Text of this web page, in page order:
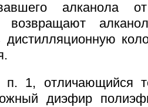
алканола
возвращают
дистилляционную
1, отличающийся
диэфир